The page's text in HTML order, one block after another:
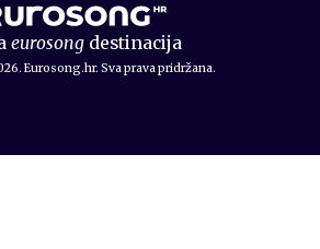
eurosongdestinacija
Eurosong.hr. Sva prava pridržana.